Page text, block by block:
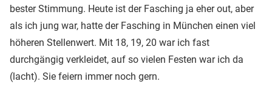
bester Stimmung. Heute ist der Fasching ja eher out, aber
als ich jung war, hatte der Fasching in München einen viel
höheren Stellenwert. Mit 18, 19, 20 war ich fast
durchgängig verkleidet, auf so vielen Festen war ich da
(lacht). Sie feiern immer noch gern.